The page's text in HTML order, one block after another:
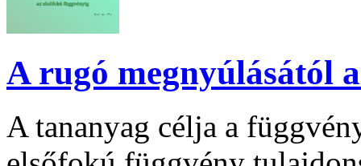
A rugó megnyúlásától
A tananyag célja a